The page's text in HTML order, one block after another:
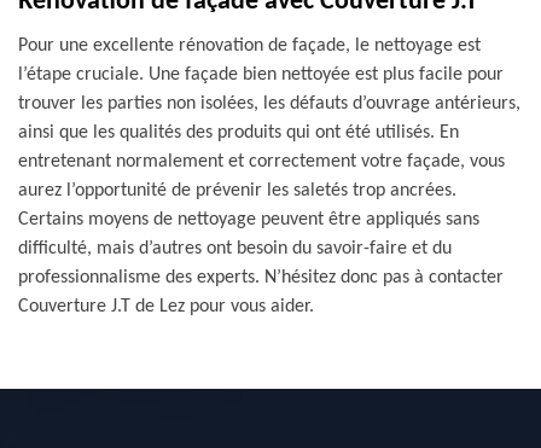
Pour une excellente rénovation de façade, le nettoyage est
l’étape cruciale. Une façade bien nettoyée est plus facile pour
trouver les parties non isolées, les défauts d’ouvrage antérieurs,
ainsi que les qualités des produits qui ont été utilisés. En
entretenant normalement et correctement votre façade, vous
aurez l’opportunité de prévenir les saletés trop ancrées.
Certains moyens de nettoyage peuvent être appliqués sans
difficulté, mais d’autres ont besoin du savoir-faire et du
professionnalisme des experts. N’hésitez donc pas à contacter
Couverture J.T de Lez pour vous aider.